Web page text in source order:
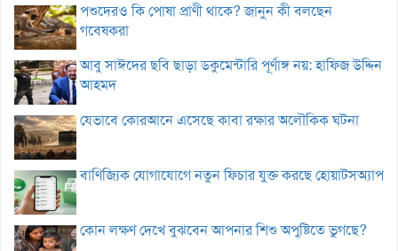
পশুদেরও কি পোষা প্রাণী থাকে? জানুন কী বলছেন
গবেষকরা
আবু সাঈদের ছবি ছাড়া ডকুমেন্টারি পূর্ণাঙ্গ নয়: হাফিজ উদ্দিন
আহমদ
যেভাবে কোরআনে এসেছে কাবা রক্ষার অলৌকিক ঘটনা
বাণিজ্যিক যোগাযোগে নতুন ফিচার যুক্ত করছে হোয়াটসঅ্যাপ
কোন লক্ষণ দেখে বুঝবেন আপনার শিশু অপুষ্টিতে ভুগছে?